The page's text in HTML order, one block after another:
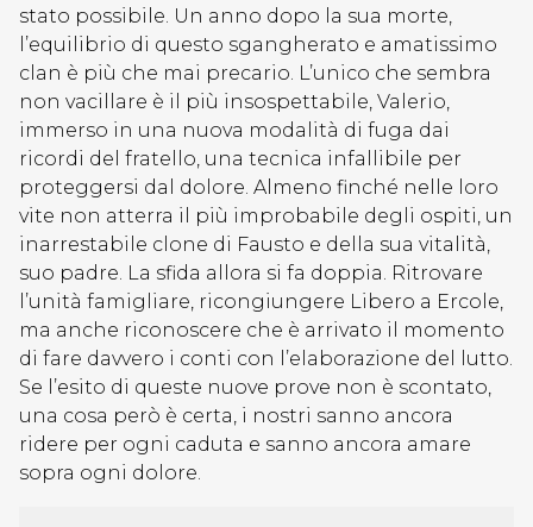
stato possibile. Un anno dopo la sua morte,
l’equilibrio di questo sgangherato e amatissimo
clan è più che mai precario. L’unico che sembra
non vacillare è il più insospettabile, Valerio,
immerso in una nuova modalità di fuga dai
ricordi del fratello, una tecnica infallibile per
proteggersi dal dolore. Almeno finché nelle loro
vite non atterra il più improbabile degli ospiti, un
inarrestabile clone di Fausto e della sua vitalità,
suo padre. La sfida allora si fa doppia. Ritrovare
l’unità famigliare, ricongiungere Libero a Ercole,
ma anche riconoscere che è arrivato il momento
di fare davvero i conti con l’elaborazione del lutto.
Se l’esito di queste nuove prove non è scontato,
una cosa però è certa, i nostri sanno ancora
ridere per ogni caduta e sanno ancora amare
sopra ogni dolore.